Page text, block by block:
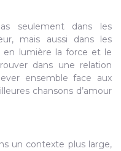
seulement dans les
mais aussi dans les
en lumière la force et le
dans une relation
ensemble face aux
chansons d’amour
un contexte plus large,